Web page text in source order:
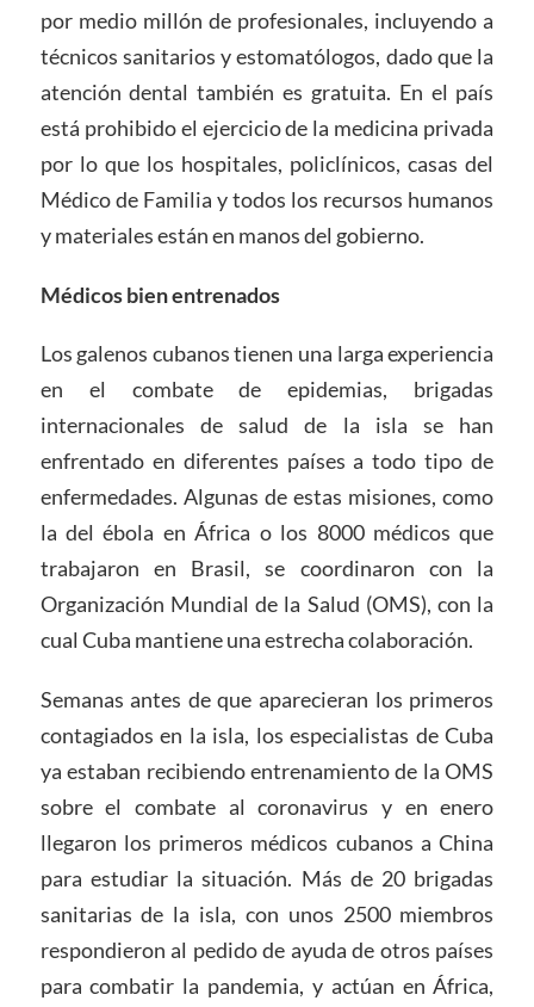
por medio millón de profesionales, incluyendo a
técnicos sanitarios y estomatólogos, dado que la
atención dental también es gratuita. En el país
está prohibido el ejercicio de la medicina privada
por lo que los hospitales, policlínicos, casas del
Médico de Familia y todos los recursos humanos
y materiales están en manos del gobierno.
Médicos bien entrenados
Los galenos cubanos tienen una larga experiencia
en el combate de epidemias, brigadas
internacionales de salud de la isla se han
enfrentado en diferentes países a todo tipo de
enfermedades. Algunas de estas misiones, como
la del ébola en África o los 8000 médicos que
trabajaron en Brasil, se coordinaron con la
Organización Mundial de la Salud (OMS), con la
cual Cuba mantiene una estrecha colaboración.
Semanas antes de que aparecieran los primeros
contagiados en la isla, los especialistas de Cuba
ya estaban recibiendo entrenamiento de la OMS
sobre el combate al coronavirus y en enero
llegaron los primeros médicos cubanos a China
para estudiar la situación. Más de 20 brigadas
sanitarias de la isla, con unos 2500 miembros
respondieron al pedido de ayuda de otros países
para combatir la pandemia, y actúan en África,